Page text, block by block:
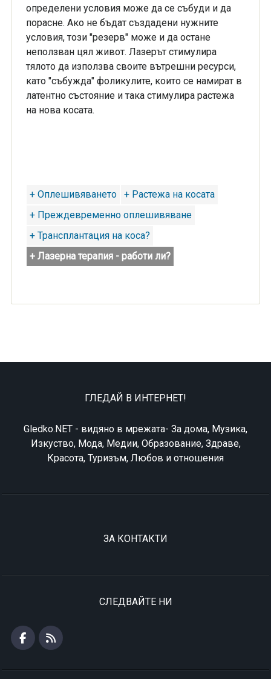
определени условия може да се събуди и да
порасне. Ако не бъдат създадени нужните
условия, този "резерв" може и да остане
неползван цял живот. Лазерът стимулира
тялото да използва своите вътрешни ресурси,
като "събужда" фоликулите, които се намират в
латентно състояние и така стимулира растежа
на нова косата.
+ Оплешивяването
+ Растежа на косата
+ Преждевременно оплешивяване
+ Трансплантация на коса?
+ Лазерна терапия - работи ли?
ГЛЕДАЙ В ИНТЕРНЕТ!
Gledko.NET - видяно в мрежата- За дома, Музика,
Изкуство, Мода, Медии, Образование, Здраве,
Красота, Туризъм, Любов и отношения
ЗА КОНТАКТИ
СЛЕДВАЙТЕ НИ